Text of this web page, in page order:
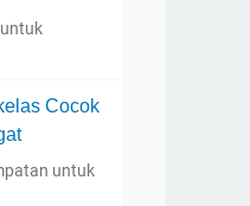
Cocok
untuk